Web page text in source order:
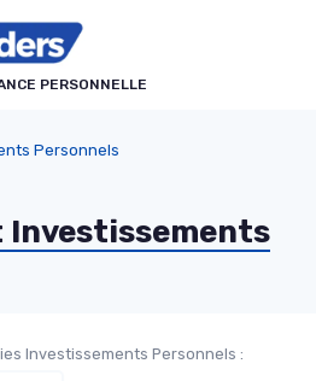
PERSONNELLE
Personnels
Investissements
Investissements Personnels :